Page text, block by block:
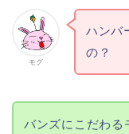
モグ
ハンバ
の？
バンズにこだわる